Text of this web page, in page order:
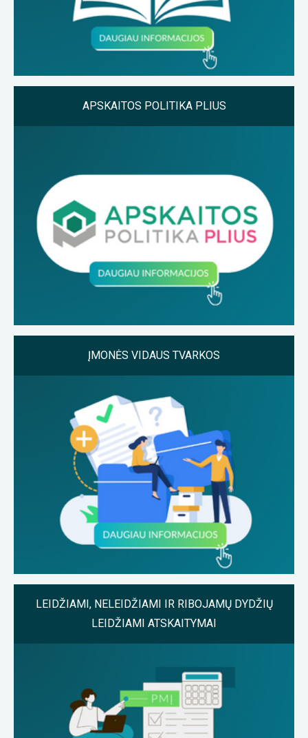
APSKAITOS POLITIKA PLIUS
ĮMONĖS VIDAUS TVARKOS
LEIDŽIAMI, NELEIDŽIAMI IR RIBOJAMŲ DYDŽIŲ
LEIDŽIAMI ATSKAITYMAI